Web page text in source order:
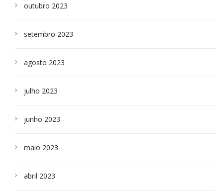
outubro 2023
setembro 2023
agosto 2023
julho 2023
junho 2023
maio 2023
abril 2023